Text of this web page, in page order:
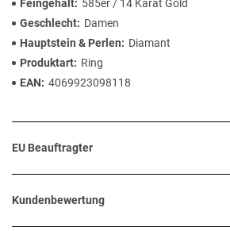
Feingehalt
585er / 14 Karat Gold
Geschlecht
Damen
Hauptstein & Perlen
Diamant
Produktart
Ring
EAN
4069923098118
EU Beauftragter
Kundenbewertung